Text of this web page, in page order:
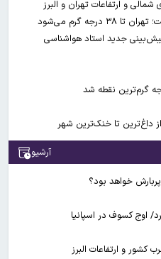
و ارتفاعات تهران و البرز
جدید استاد هواشناسی
داغ‌ترین تا خنک‌ترین شهر
آرشیو
خواهد بود؟
اوج کسوف در اسپانیا
کشور و ارتفاعات البرز